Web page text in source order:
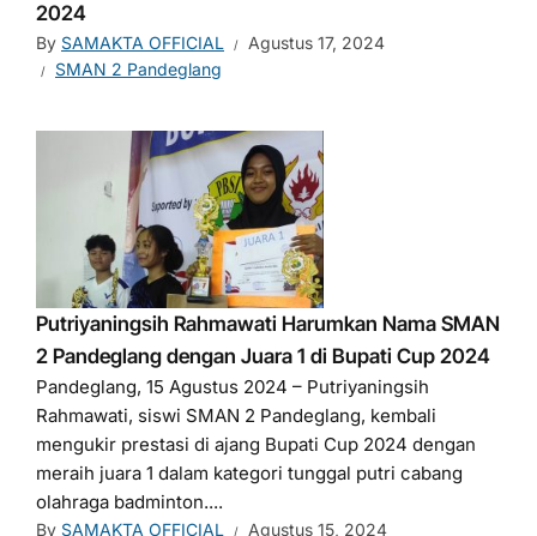
2024
By SAMAKTA OFFICIAL
Agustus 17, 2024
SMAN 2 Pandeglang
Putriyaningsih Rahmawati Harumkan Nama SMAN
2 Pandeglang dengan Juara 1 di Bupati Cup 2024
Pandeglang, 15 Agustus 2024 – Putriyaningsih
Rahmawati, siswi SMAN 2 Pandeglang, kembali
mengukir prestasi di ajang Bupati Cup 2024 dengan
meraih juara 1 dalam kategori tunggal putri cabang
olahraga badminton....
By SAMAKTA OFFICIAL
Agustus 15, 2024